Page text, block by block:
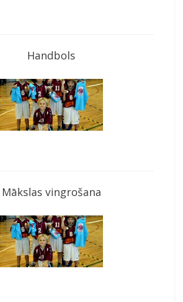
Handbols
Mākslas vingrošana